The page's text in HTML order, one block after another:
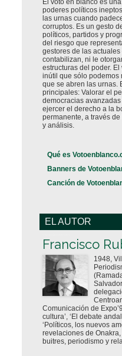
El voto en blanco es
poderes políticos
las urnas cuando
corruptos. Es un gesto
políticos, partidos y
del riesgo que
gestores de las
contabilizan, ni le
estructuras del poder.
inútil que sólo podemos
que se abren las urnas.
principales: Valorar el
democracias
ejercer el derecho a la
permanente, a través
y análisis.
Qué es
Banners de
Canción de
EL AUTOR
Francisco
1948,
Comunicación de
cultura’, ‘El debate
‘Políticos, los nuevos
revelaciones de
buitres, periodismo y